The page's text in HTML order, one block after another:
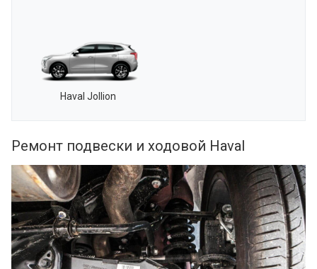
Haval Jollion
Ремонт подвески и ходовой Haval